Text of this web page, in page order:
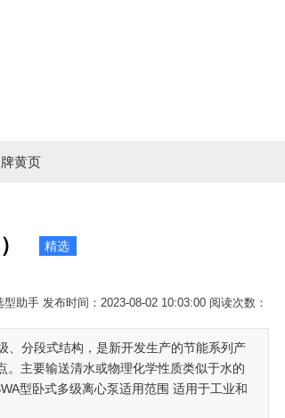
黄页
精选
助手 发布时间：2023-08-02 10:03:00 阅读次数：
、分段式结构，是新开发生产的节能系列产
主要输送清水或物理化学性质类似于水的
型卧式多级离心泵适用范围 适用于工业和